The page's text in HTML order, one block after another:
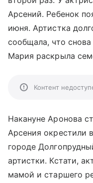
Арсений. Ребенок
июня. Артистка
сообщала, что
Мария раскрыла
Контент
Накануне Аронова
Арсения окрестили
городе
артистки. Кстати,
мамой и старшего